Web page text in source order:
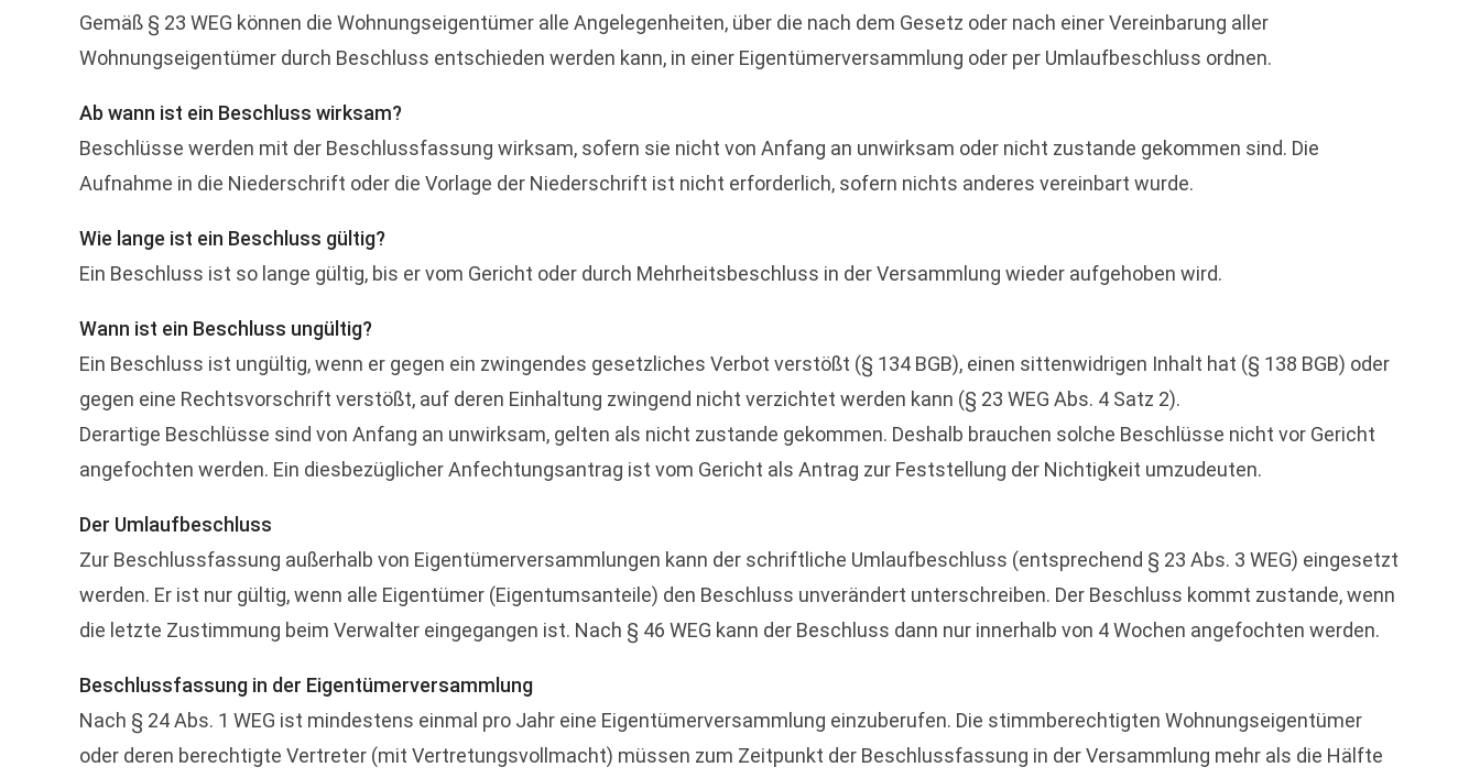
Gemäß § 23 WEG können die Wohnungseigentümer alle Angelegenheiten, über die nach dem Gesetz oder nach einer Vereinbarung aller
Wohnungseigentümer durch Beschluss entschieden werden kann, in einer Eigentümerversammlung oder per Umlaufbeschluss ordnen.
Ab wann ist ein Beschluss wirksam?
Beschlüsse werden mit der Beschlussfassung wirksam, sofern sie nicht von Anfang an unwirksam oder nicht zustande gekommen sind. Die
Aufnahme in die Niederschrift oder die Vorlage der Niederschrift ist nicht erforderlich, sofern nichts anderes vereinbart wurde.
Wie lange ist ein Beschluss gültig?
Ein Beschluss ist so lange gültig, bis er vom Gericht oder durch Mehrheitsbeschluss in der Versammlung wieder aufgehoben wird.
Wann ist ein Beschluss ungültig?
Ein Beschluss ist ungültig, wenn er gegen ein zwingendes gesetzliches Verbot verstößt (§ 134 BGB), einen sittenwidrigen Inhalt hat (§ 138 BGB) oder
gegen eine Rechtsvorschrift verstößt, auf deren Einhaltung zwingend nicht verzichtet werden kann (§ 23 WEG Abs. 4 Satz 2).
Derartige Beschlüsse sind von Anfang an unwirksam, gelten als nicht zustande gekommen. Deshalb brauchen solche Beschlüsse nicht vor Gericht
angefochten werden. Ein diesbezüglicher Anfechtungsantrag ist vom Gericht als Antrag zur Feststellung der Nichtigkeit umzudeuten.
Der Umlaufbeschluss
Zur Beschlussfassung außerhalb von Eigentümerversammlungen kann der schriftliche Umlaufbeschluss (entsprechend § 23 Abs. 3 WEG) eingesetzt
werden. Er ist nur gültig, wenn alle Eigentümer (Eigentumsanteile) den Beschluss unverändert unterschreiben. Der Beschluss kommt zustande, wenn
die letzte Zustimmung beim Verwalter eingegangen ist. Nach § 46 WEG kann der Beschluss dann nur innerhalb von 4 Wochen angefochten werden.
Beschlussfassung in der Eigentümerversammlung
Nach § 24 Abs. 1 WEG ist mindestens einmal pro Jahr eine Eigentümerversammlung einzuberufen. Die stimmberechtigten Wohnungseigentümer
oder deren berechtigte Vertreter (mit Vertretungsvollmacht) müssen zum Zeitpunkt der Beschlussfassung in der Versammlung mehr als die Hälfte